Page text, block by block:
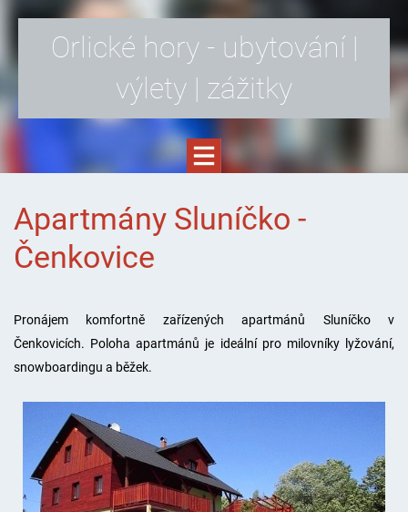
Orlické hory - ubytování |
výlety | zážitky
Apartmány Sluníčko -
Čenkovice
Pronájem komfortně zařízených apartmánů Sluníčko v
Čenkovicích. Poloha apartmánů je ideální pro milovníky lyžování,
snowboardingu a běžek.